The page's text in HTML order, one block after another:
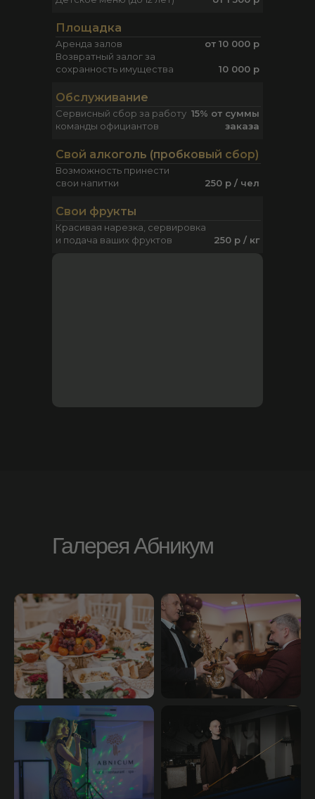
Площадка
Аренда залов
от 10 000 р
Возвратный залог за
сохранность имущества
10 000 р
Обслуживание
Сервисный сбор за работу
команды официантов
15% от суммы
заказа
Свой алкоголь (пробковый сбор)
Возможность принести
свои напитки
250 р / чел
Свои фрукты
Красивая нарезка, сервировка
и подача ваших фруктов
250 р / кг
Галерея Абникум
Ольга
Обожаю Абникум всей душой!
Просто кусочек красоты и сервиса
на левом берегу) парковка,
вежливый персонал, чистые
номера, а главное шикарная спа-
зона. Много лет хожу на спа-
программы, всегда шикарные
мастера с мед образованием.
Спасибо, успехов и процветания!
Всё
многих
сравнивать то
лучшая,то одна
Гвардейцев 56/3
info@abnicum.com
+ 7 913 202 00 09
Подписаться на канал
Написать нам
ВКонтакте